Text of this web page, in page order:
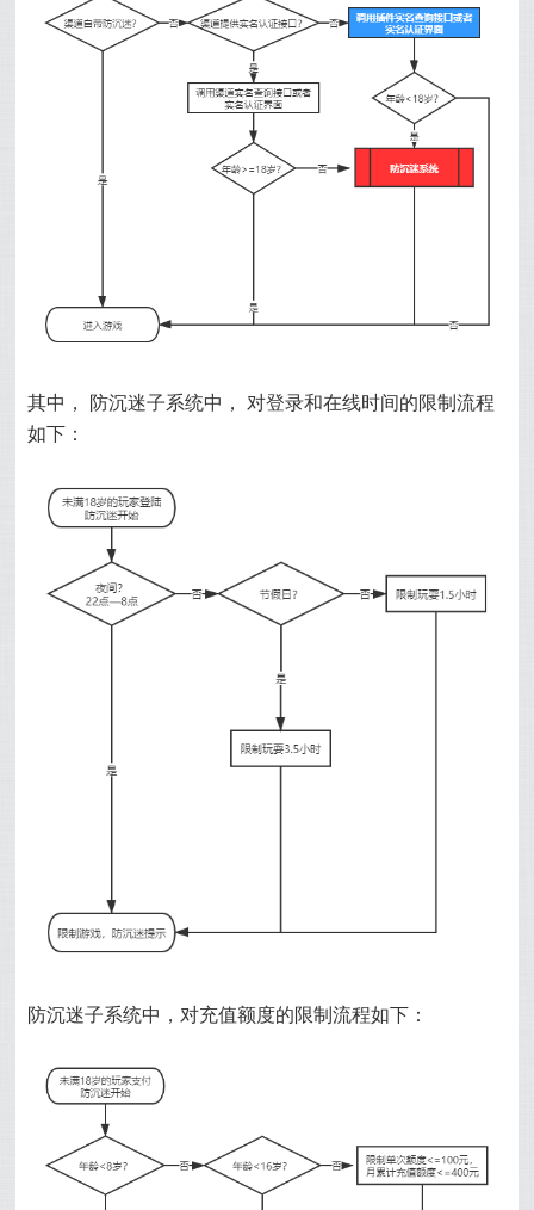
其中， 防沉迷子系统中， 对登录和在线时间的限制流程
如下：
防沉迷子系统中，对充值额度的限制流程如下：